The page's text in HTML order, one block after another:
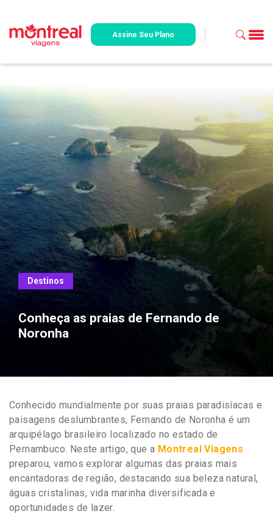
Assine Seu Plano
Destinos
Conheça as praias de Fernando de
Noronha
Conhecido mundialmente por suas praias paradisíacas e
paisagens deslumbrantes, Fernando de Noronha é um
arquipélago brasileiro localizado no estado de
Pernambuco. Neste artigo, que a Montreal Viagens
preparou, vamos explorar algumas das praias mais
encantadoras de região, destacando sua beleza natural,
águas cristalinas, vida marinha diversificada e
oportunidades de lazer.